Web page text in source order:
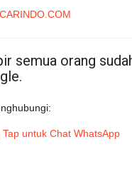
semua orang
untuk Chat WhatsApp